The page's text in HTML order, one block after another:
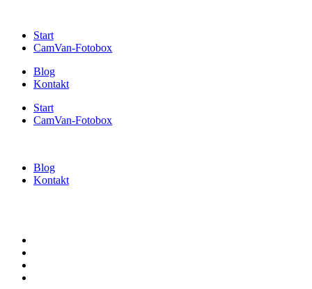
Start
CamVan-Fotobox
Blog
Kontakt
Start
CamVan-Fotobox
Blog
Kontakt